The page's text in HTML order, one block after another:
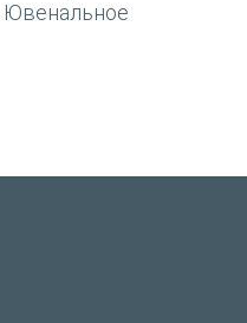
Ювенальное